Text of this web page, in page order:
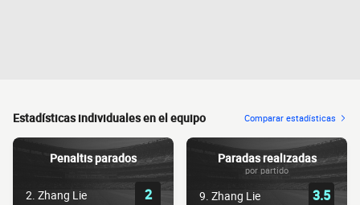
Estadísticas individuales en el equipo Comparar estadísticas
Penaltis parados
2. Zhang Lie 2
Paradas realizadas
por partido
9. Zhang Lie 3.5